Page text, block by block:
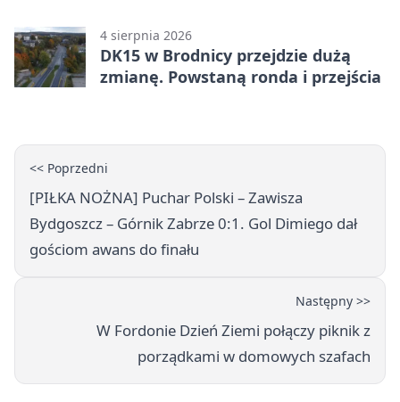
4 sierpnia 2026
DK15 w Brodnicy przejdzie dużą
zmianę. Powstaną ronda i przejścia
<< Poprzedni
[PIŁKA NOŻNA] Puchar Polski – Zawisza
Bydgoszcz – Górnik Zabrze 0:1. Gol Dimiego dał
gościom awans do finału
Następny >>
W Fordonie Dzień Ziemi połączy piknik z
porządkami w domowych szafach